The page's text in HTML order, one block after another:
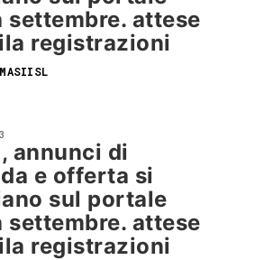
settembre. attese
registrazioni
annunci di
e offerta si
sul portale
settembre. attese
registrazioni